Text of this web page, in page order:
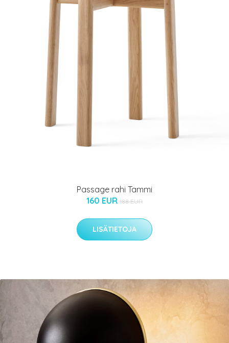
Passage rahi Tammi
160 EUR 188 EUR
LISÄTIETOJA